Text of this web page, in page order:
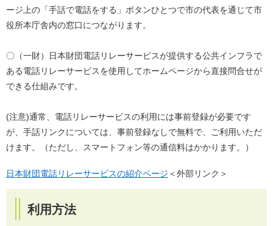
ージ上の「手話で電話をする」ボタンひとつで市の代表を通じて市
役所本庁舎内の窓口につながります。
〇（一財）日本財団電話リレーサービスが提供する公共インフラで
ある電話リレーサービスを使用してホームページから直接問合せが
できる仕組みです。
(注意)通常、電話リレーサービスの利用には事前登録が必要です
が、手話リンクについては、事前登録なしで無料で、ご利用いただ
けます。（ただし、スマートフォン等の通信料はかかります。）
日本財団電話リレーサービスの紹介ページ ＜外部リンク＞
利用方法